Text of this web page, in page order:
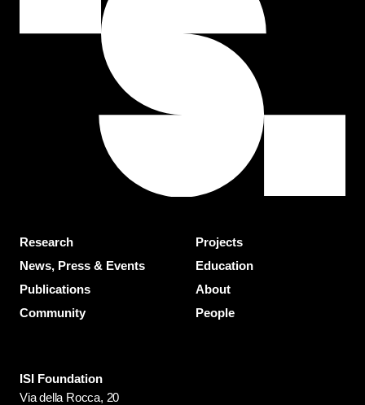
Research
Projects
News, Press & Events
Education
Publications
About
Community
People
ISI Foundation
Via della Rocca, 20